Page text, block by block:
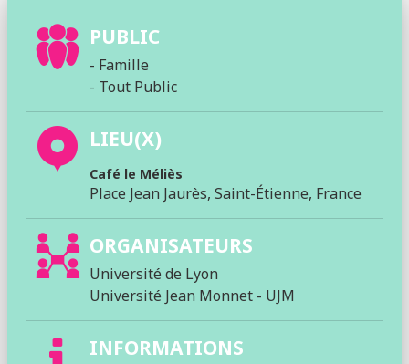
PUBLIC
- Famille
- Tout Public
LIEU(X)
Café le Méliès
Place Jean Jaurès, Saint-Étienne, France
ORGANISATEURS
Université de Lyon
Université Jean Monnet - UJM
INFORMATIONS